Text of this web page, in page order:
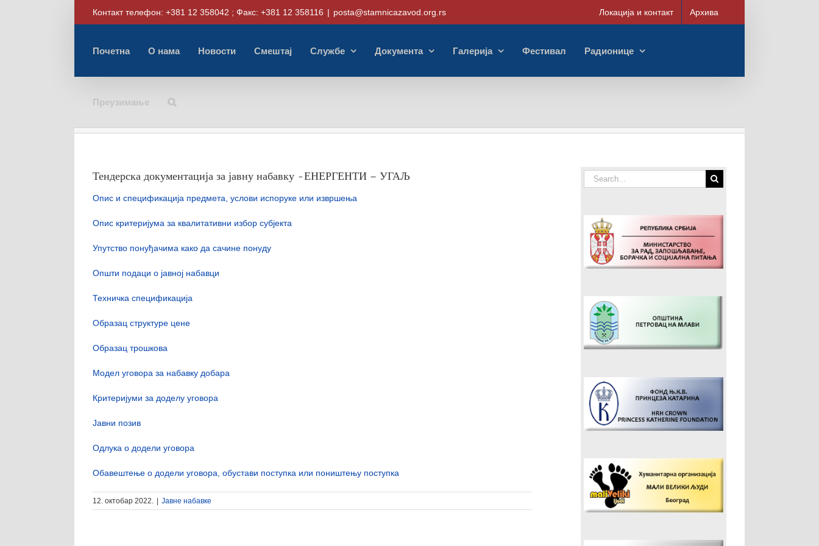
Контакт телефон: +381 12 358042 ; Факс: +381 12 358116 | posta@stamnicazavod.org.rs Локација и контакт Архива
Почетна О нама Новости Смештај Службе Документа Галерија Фестивал Радионице
Преузимање
Тендерска документација за јавну набавку -ЕНЕРГЕНТИ – УГАЉ
Опис и спецификација предмета, услови испоруке или извршења
Опис критеријума за квалитативни избор субјекта
Упутство понуђачима како да сачине понуду
Општи подаци о јавној набавци
Техничка спецификација
Образац структуре цене
Образац трошкова
Модел уговора за набавку добара
Критеријуми за доделу уговора
Јавни позив
Одлука о додели уговора
Обавештење о додели уговора, обустави поступка или поништењу поступка
12. октобар 2022. | Јавне набавке
Search
for: